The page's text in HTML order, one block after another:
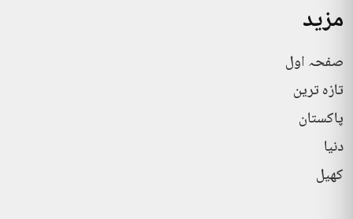
مزید
صفحہ اول
تازہ ترین
پاکستان
دنیا
کھیل